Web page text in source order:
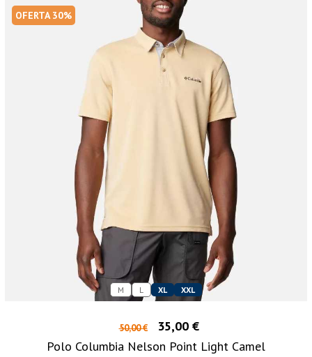
OFERTA 30%
M L XL XXL
50,00 €
35,00 €
Polo Columbia Nelson Point Light Camel